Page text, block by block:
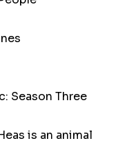
Season Three
is an animal